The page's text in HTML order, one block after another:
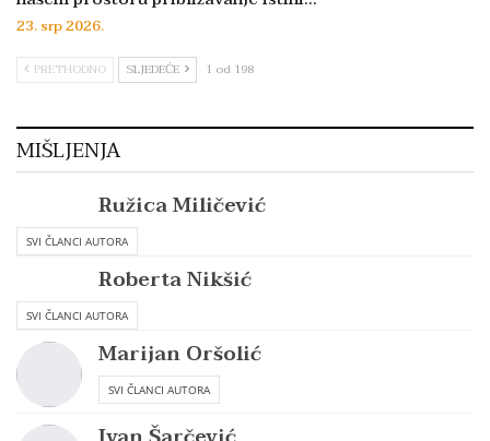
23. srp 2026.
PRETHODNO SLJEDEĆE 1 od 198
MIŠLJENJA
Ružica Miličević
SVI ČLANCI AUTORA
Roberta Nikšić
SVI ČLANCI AUTORA
Marijan Oršolić
SVI ČLANCI AUTORA